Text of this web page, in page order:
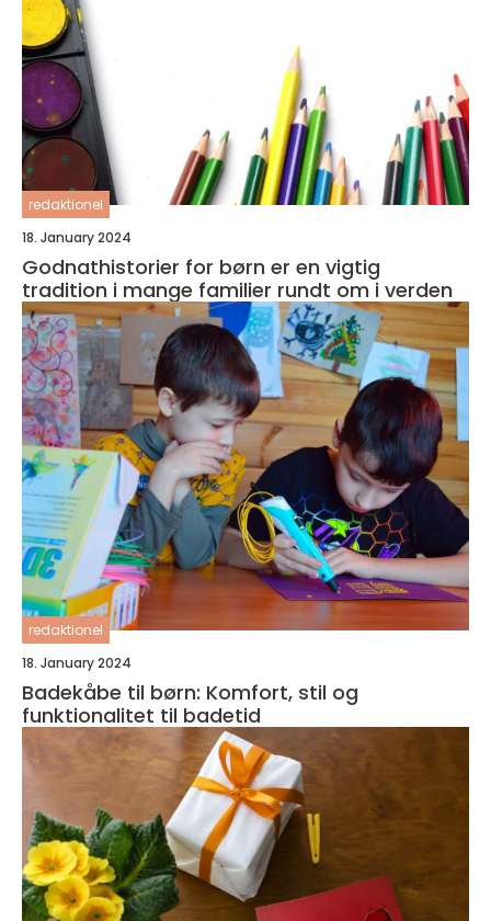
redaktionel
18. January 2024
Godnathistorier for børn er en vigtig
tradition i mange familier rundt om i verden
redaktionel
18. January 2024
Badekåbe til børn: Komfort, stil og
funktionalitet til badetid